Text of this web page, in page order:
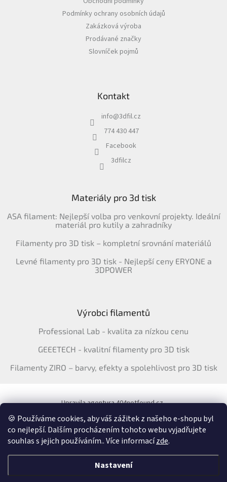
🍪 Používáme cookies, aby váš zážitek z našeho e-shopu byl
co nejlepší. Dalším procházením tohoto webu vyjadřujete
souhlas s jejich používáním.. Více informacízde.
Nastavení
Podmínky ochrany osobních údajů
Zakázková výroba
Prodávané značky
Slovníček pojmů
Kontakt
info@3dfil.cz
774 430 447
Facebook
3dfilcz
Materiály pro 3d tisk
ASA filament: Nejlepší volba pro venkovní projekty. Ideální
materiál pro kutily a zahradníky
Filamenty pro 3D tisk – kompletní srovnání materiálů
Levné filamenty pro 3D tisk - Nejlepší ceny ERYONE a
3DPOWER
Výrobci filamentů
Professional Lab - kvalita za nízkou cenu
GEEETECH - kvalitní filamenty pro 3D tisk
Filamenty ZIRO – barvy, efekty a spolehlivost pro 3D tisk
Upravila agentura 404notfound.cz
Katalog filamentů ERYONE pro ČR
Vytvořil Shoptet &